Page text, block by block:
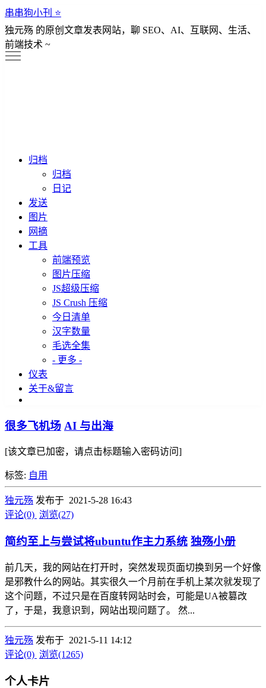
串串狗小刊 ⭐️
独元殇 的原创文章发表网站，聊 SEO、AI、互联网、生活、
前端技术 ~
归档
归档
日记
发送
图片
网摘
工具
前端预览
图片压缩
JS超级压缩
JS Crush 压缩
今日清单
汉字数量
毛选全集
- 更多 -
仪表
关于&留言
很多飞机场 AI 与出海
[该文章已加密，请点击标题输入密码访问]
标签: 自用
独元殇 发布于 2021-5-28 16:43
评论(0) 浏览(27)
简约至上与尝试将ubuntu作主力系统 独殇小册
前几天，我的网站在打开时，突然发现页面切换到另一个好像
是邪教什么的网站。其实很久一个月前在手机上某次就发现了
这个问题，不过只是在百度转网站时会，可能是UA被篡改
了，于是，我意识到，网站出现问题了。 然...
独元殇 发布于 2021-5-11 14:12
评论(0) 浏览(1265)
个人卡片